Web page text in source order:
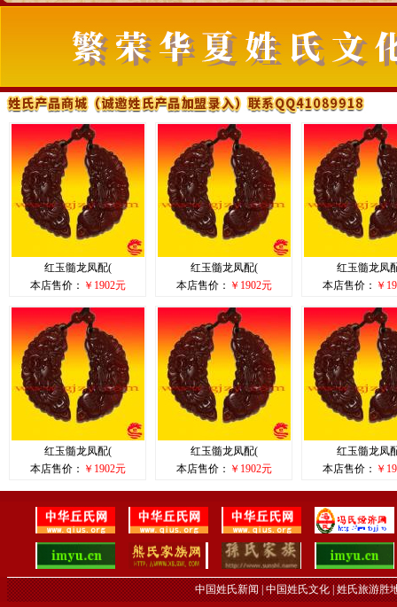
红玉髓龙凤配(
本店售价： ￥1902元
红玉髓龙凤配(
本店售价： ￥1902元
红玉髓龙凤
本店售价： ￥
红玉髓龙凤配(
本店售价： ￥1902元
红玉髓龙凤配(
本店售价： ￥1902元
红玉髓龙凤
本店售价： ￥
中国姓氏新闻|中国姓氏文化|姓氏旅游胜